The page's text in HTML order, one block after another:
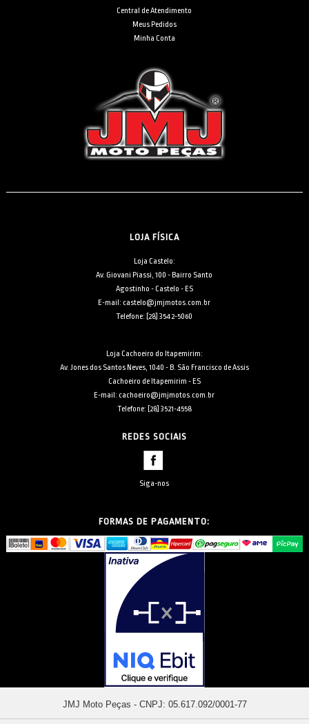
Central de Atendimento
Meus Pedidos
Minha Conta
LOJA FÍSICA
Loja Castelo:
Av. Giovani Piassi, 100 - Bairro Santo
Agostinho - Castelo - ES
E-mail: castelo@jmjmotos.com.br
Telefone: [28] 3542-5060
Loja Cachoeiro do Itapemirim:
Av. Jones dos Santos Neves, 1040 - B. São Francisco de Assis
Cachoeiro de Itapemirim - ES
E-mail: cachoeiro@jmjmotos.com.br
Telefone: [28] 3521-4558
REDES SOCIAIS
Siga-nos
FORMAS DE PAGAMENTO:
JMJ Moto Peças - CNPJ: 05.617.092/0001-77